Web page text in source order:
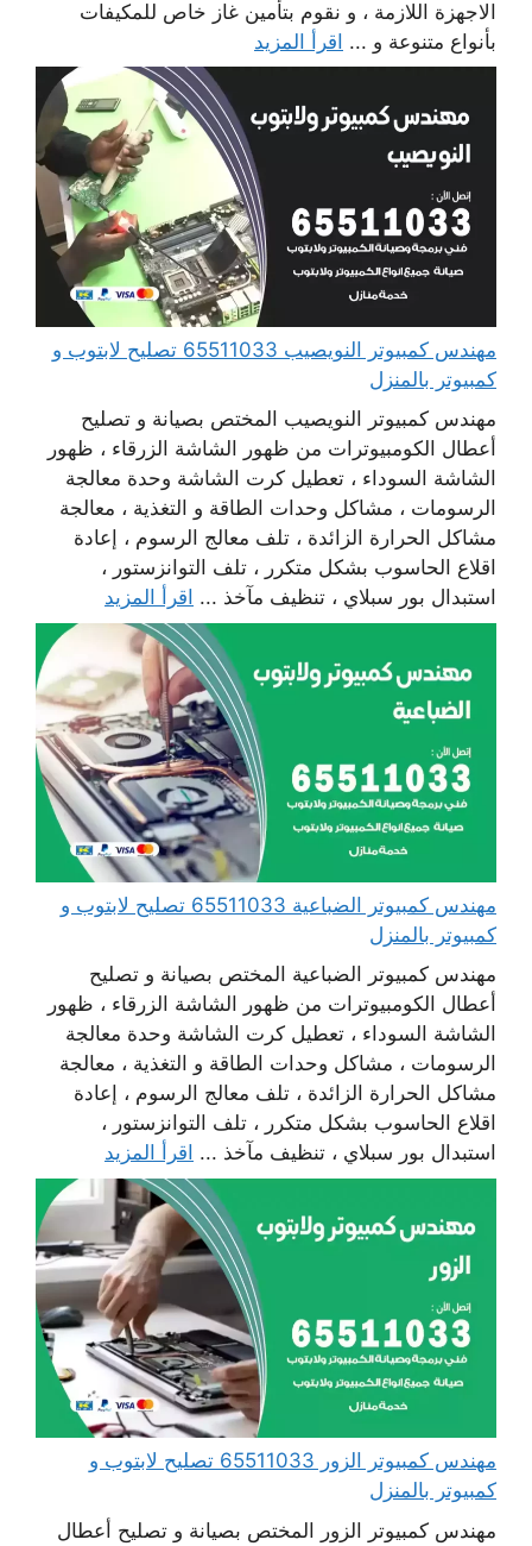
الاجهزة اللازمة ، و نقوم بتأمين غاز خاص للمكيفات
بأنواع متنوعة و ... اقرأ المزيد
مهندس كمبيوتر النويصيب 65511033 تصليح لابتوب و
كمبيوتر بالمنزل
مهندس كمبيوتر النويصيب المختص بصيانة و تصليح
أعطال الكومبيوترات من ظهور الشاشة الزرقاء ، ظهور
الشاشة السوداء ، تعطيل كرت الشاشة وحدة معالجة
الرسومات ، مشاكل وحدات الطاقة و التغذية ، معالجة
مشاكل الحرارة الزائدة ، تلف معالج الرسوم ، إعادة
اقلاع الحاسوب بشكل متكرر ، تلف التوانزستور ،
استبدال بور سبلاي ، تنظيف مآخذ ... اقرأ المزيد
مهندس كمبيوتر الضباعية 65511033 تصليح لابتوب و
كمبيوتر بالمنزل
مهندس كمبيوتر الضباعية المختص بصيانة و تصليح
أعطال الكومبيوترات من ظهور الشاشة الزرقاء ، ظهور
الشاشة السوداء ، تعطيل كرت الشاشة وحدة معالجة
الرسومات ، مشاكل وحدات الطاقة و التغذية ، معالجة
مشاكل الحرارة الزائدة ، تلف معالج الرسوم ، إعادة
اقلاع الحاسوب بشكل متكرر ، تلف التوانزستور ،
استبدال بور سبلاي ، تنظيف مآخذ ... اقرأ المزيد
مهندس كمبيوتر الزور 65511033 تصليح لابتوب و
كمبيوتر بالمنزل
مهندس كمبيوتر الزور المختص بصيانة و تصليح أعطال